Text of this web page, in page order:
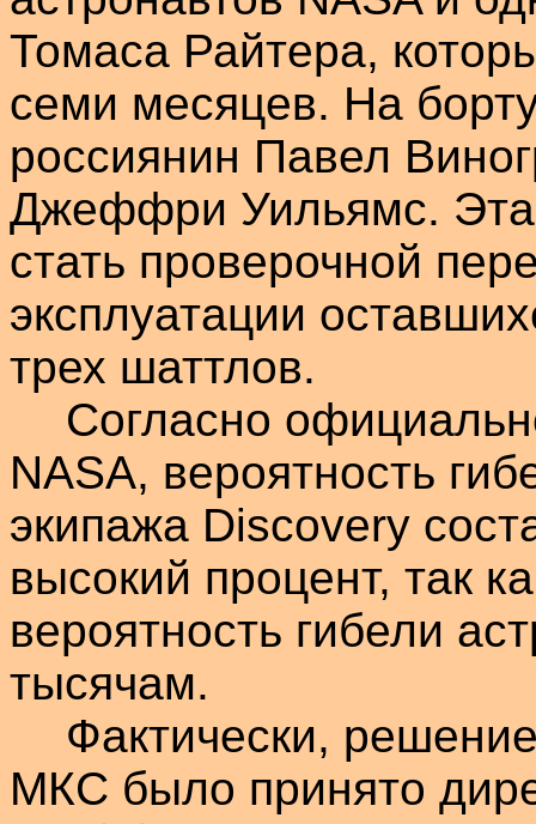
Томаса Райтера,
семи месяцев. На
россиянин Павел
Джеффри Уильямс.
стать проверочной
эксплуатации
трех шаттлов.
Согласно
NASA, вероятность
экипажа Discovery
высокий процент, так
вероятность гибели
тысячам.
Фактически,
МКС было принято